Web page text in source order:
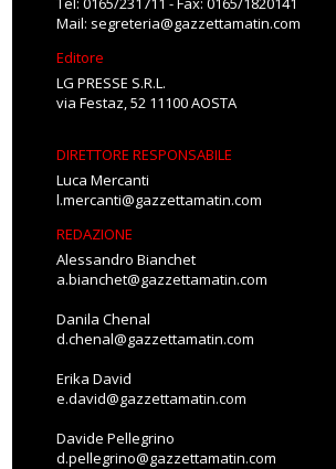
Mail: segreteria@gazzettamatin.com
Editore
LG PRESSE S.R.L.
via Festaz, 52 11100 AOSTA
DIRETTORE RESPONSABILE
Luca Mercanti
l.mercanti@gazzettamatin.com
REDAZIONE
Alessandro Bianchet
a.bianchet@gazzettamatin.com
Danila Chenal
d.chenal@gazzettamatin.com
Erika David
e.david@gazzettamatin.com
Davide Pellegrino
d.pellegrino@gazzettamatin.com